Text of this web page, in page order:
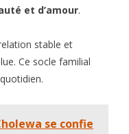
et d’amour.
stable et
Ce socle familial
se confie